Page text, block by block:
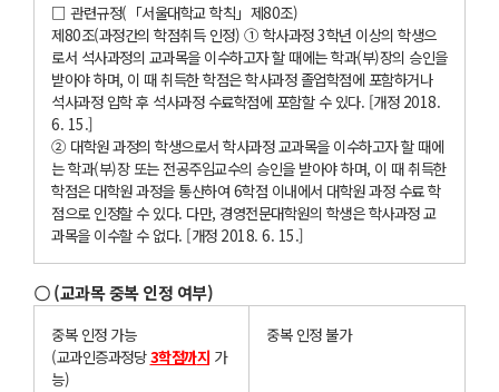
□ 관련규정(「서울대학교 학칙」제80조)
제80조(과정간의 학점취득 인정) ① 학사과정 3학년 이상의 학생으
로서 석사과정의 교과목을 이수하고자 할 때에는 학과(부)장의 승인을
받아야 하며, 이 때 취득한 학점은 학사과정 졸업학점에 포함하거나
석사과정 입학 후 석사과정 수료학점에 포함할 수 있다. [개정 2018.
6. 15.]
② 대학원 과정의 학생으로서 학사과정 교과목을 이수하고자 할 때에
는 학과(부)장 또는 전공주임교수의 승인을 받아야 하며, 이 때 취득한
학점은 대학원 과정을 통산하여 6학점 이내에서 대학원 과정 수료 학
점으로 인정할 수 있다. 다만, 경영전문대학원의 학생은 학사과정 교
과목을 이수할 수 없다. [개정 2018. 6. 15.]
〇 (교과목 중복 인정 여부)
중복 인정 가능
(교과인증과정당 3학점까지 가
능)
중복 인정 불가